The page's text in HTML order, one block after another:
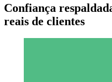
Confiança
reais de clientes